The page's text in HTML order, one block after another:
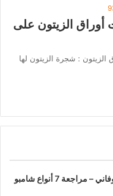
أوراق الزيتون على
الزيتون : شجرة الزيتون لها
تجربتي مع شامبو جيوفاني – مراجعة 7 أنواع شامبو